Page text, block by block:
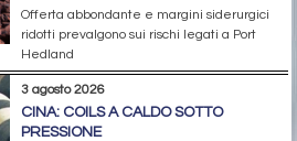
Offerta abbondante e margini siderurgici
ridotti prevalgono sui rischi legati a Port
Hedland
3 agosto 2026
CINA: COILS A CALDO SOTTO
PRESSIONE